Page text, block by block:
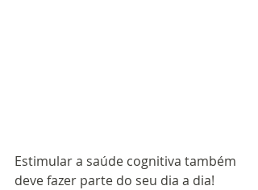
Estimular a saúde cognitiva também
deve fazer parte do seu dia a dia!